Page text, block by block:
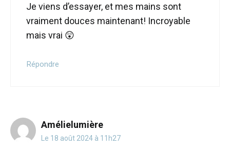
Je viens d’essayer, et mes mains sont
vraiment douces maintenant! Incroyable
mais vrai 😲
Répondre
Amélielumière
Le 18 août 2024 à 11h27